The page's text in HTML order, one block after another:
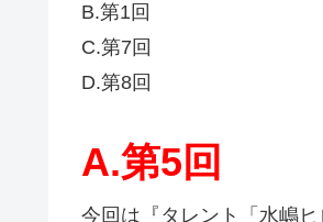
B.第1回
C.第7回
D.第8回
A.第5回
今回は『タレント「水嶋